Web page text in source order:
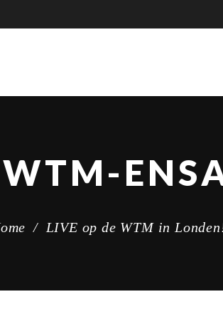
WTM-
/ LIVE op de WTM in